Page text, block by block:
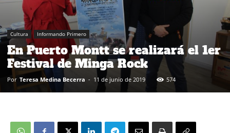
Cultura Informando Primero
En Puerto Montt se realizará el 1er
Festival de Minga Rock
Por Teresa Medina Becerra - 11 de junio de 2019 574